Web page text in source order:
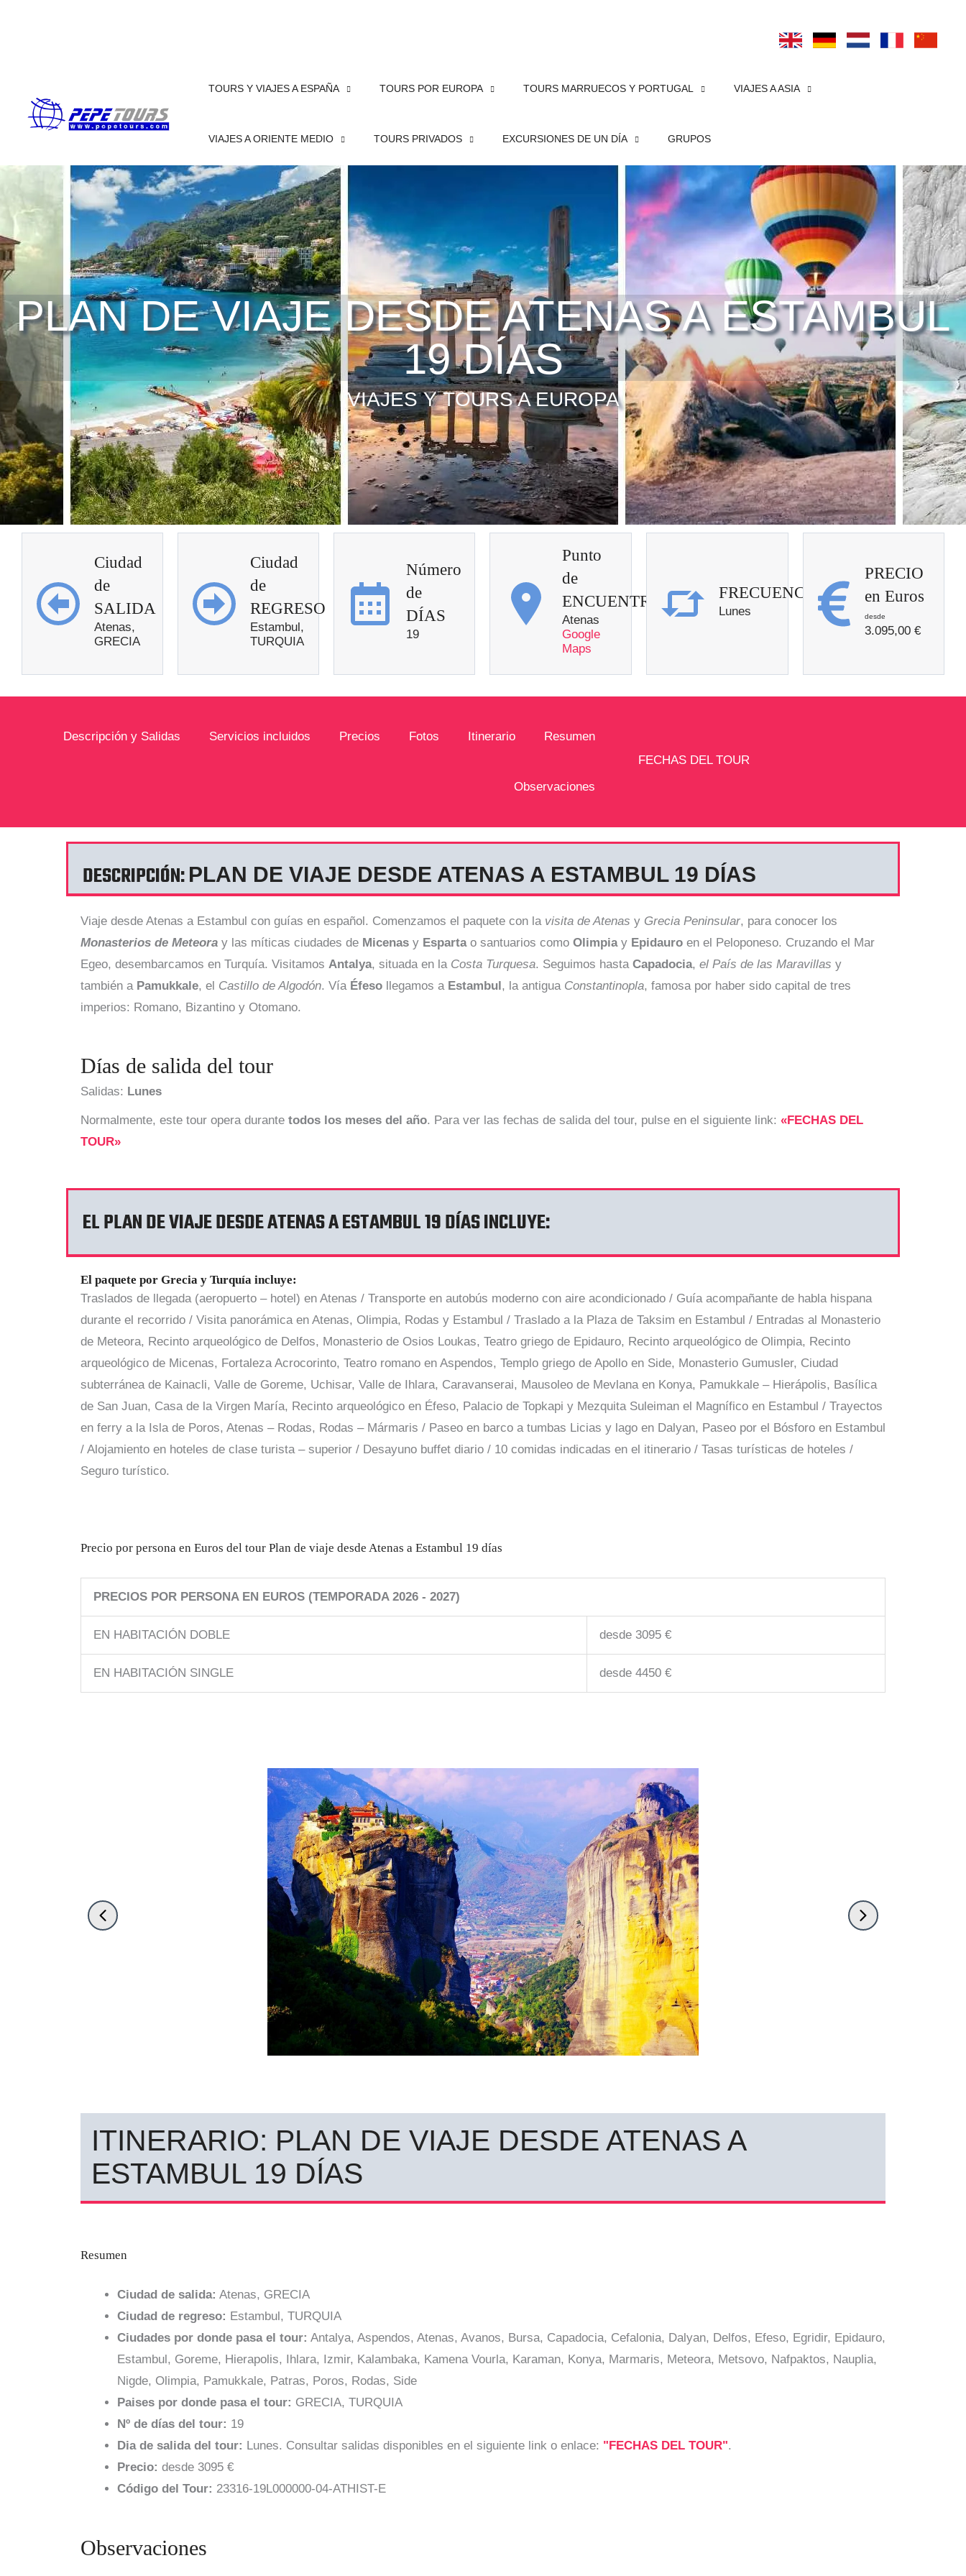
TOURS Y VIAJES A ESPAÑA TOURS POR EUROPA TOURS MARRUECOS Y PORTUGAL VIAJES A ASIA
VIAJES A ORIENTE MEDIO TOURS PRIVADOS EXCURSIONES DE UN DÍA GRUPOS
PLAN DE VIAJE DESDE ATENAS A ESTAMBUL
19 DÍAS
VIAJES Y TOURS A EUROPA
Ciudad
de
SALIDA
Atenas,
GRECIA
Ciudad
de
REGRESO
Estambul,
TURQUIA
Número
de
DÍAS
19
Punto
de
ENCUENTRO
Atenas
Google
Maps
FRECUENCIA
Lunes
PRECIO
en Euros
3.095,00 €
Descripción y Salidas Servicios incluidos Precios Fotos Itinerario Resumen
Observaciones
FECHAS DEL TOUR
DESCRIPCIÓN: PLAN DE VIAJE DESDE ATENAS A ESTAMBUL 19 DÍAS
Viaje desde Atenas a Estambul con guías en español. Comenzamos el paquete con la visita de Atenas y Grecia Peninsular, para conocer los
Monasterios de Meteora y las míticas ciudades de Micenas y Espartao santuarios como Olimpiay Epidauro en el Peloponeso. Cruzando el Mar
Egeo, desembarcamos en Turquía. Visitamos Antalya, situada en la Costa Turquesa. Seguimos hasta Capadocia, el País de las Maravillas y
también a Pamukkale, el Castillo de Algodón. Vía Éfeso llegamos aEstambul, la antigua Constantinopla, famosa por haber sido capital de tres
imperios: Romano, Bizantino y Otomano.
Días de salida del tour
Salidas: Lunes
Normalmente, este tour opera durante todos los meses del año. Para ver las fechas de salida del tour, pulse en el siguiente link: «FECHAS DEL
TOUR»
EL PLAN DE VIAJE DESDE ATENAS A ESTAMBUL 19 DÍAS INCLUYE:
El paquete por Grecia y Turquía incluye:
Traslados de llegada (aeropuerto – hotel) en Atenas / Transporte en autobús moderno con aire acondicionado / Guía acompañante de habla hispana
durante el recorrido / Visita panorámica en Atenas, Olimpia, Rodas y Estambul / Traslado a la Plaza de Taksim en Estambul / Entradas al Monasterio
de Meteora, Recinto arqueológico de Delfos, Monasterio de Osios Loukas, Teatro griego de Epidauro, Recinto arqueológico de Olimpia, Recinto
arqueológico de Micenas, Fortaleza Acrocorinto, Teatro romano en Aspendos, Templo griego de Apollo en Side, Monasterio Gumusler, Ciudad
subterránea de Kainacli, Valle de Goreme, Uchisar, Valle de Ihlara, Caravanserai, Mausoleo de Mevlana en Konya, Pamukkale – Hierápolis, Basílica
de San Juan, Casa de la Virgen María, Recinto arqueológico en Éfeso, Palacio de Topkapi y Mezquita Suleiman el Magnífico en Estambul / Trayectos
en ferry a la Isla de Poros, Atenas – Rodas, Rodas – Mármaris / Paseo en barco a tumbas Licias y lago en Dalyan, Paseo por el Bósforo en Estambul
/ Alojamiento en hoteles de clase turista – superior / Desayuno buffet diario / 10 comidas indicadas en el itinerario / Tasas turísticas de hoteles /
Seguro turístico.
Precio por persona en Euros del tour Plan de viaje desde Atenas a Estambul 19 días
PRECIOS POR PERSONA EN EUROS (TEMPORADA 2026 - 2027)
EN HABITACIÓN DOBLE desde 3095 €
EN HABITACIÓN SINGLE desde 4450 €
ITINERARIO: PLAN DE VIAJE DESDE ATENAS A
ESTAMBUL 19 DÍAS
Resumen
Ciudad de salida: Atenas, GRECIA
Ciudad de regreso: Estambul, TURQUIA
Ciudades por donde pasa el tour: Antalya, Aspendos, Atenas, Avanos, Bursa, Capadocia, Cefalonia, Dalyan, Delfos, Efeso, Egridir, Epidauro,
Estambul, Goreme, Hierapolis, Ihlara, Izmir, Kalambaka, Kamena Vourla, Karaman, Konya, Marmaris, Meteora, Metsovo, Nafpaktos, Nauplia,
Nigde, Olimpia, Pamukkale, Patras, Poros, Rodas, Side
Paises por donde pasa el tour: GRECIA, TURQUIA
Nº de días del tour: 19
Dia de salida del tour: Lunes. Consultar salidas disponibles en el siguiente link o enlace: "FECHAS DEL TOUR".
Precio: desde 3095 €
Código del Tour: 23316-19L000000-04-ATHIST-E
Observaciones